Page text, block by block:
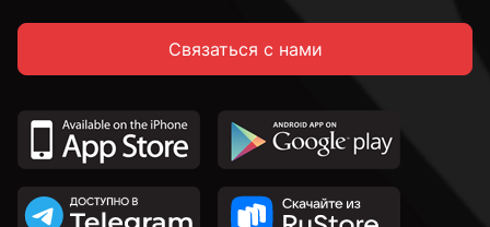
Связаться с нами